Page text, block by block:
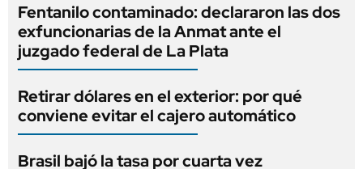
Fentanilo contaminado: declararon las dos
exfuncionarias de la Anmat ante el
juzgado federal de La Plata
Retirar dólares en el exterior: por qué
conviene evitar el cajero automático
Brasil bajó la tasa por cuarta vez